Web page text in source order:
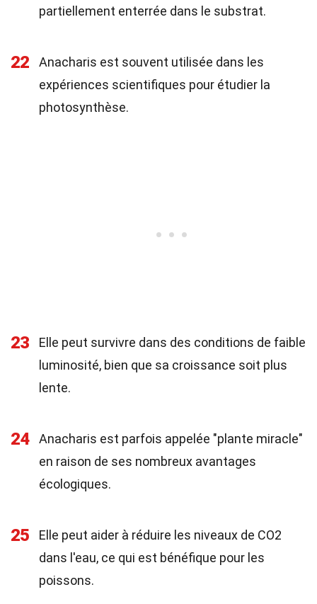
partiellement enterrée dans le substrat.
22
Anacharis est souvent utilisée dans les
expériences scientifiques pour étudier la
photosynthèse.
23
Elle peut survivre dans des conditions de faible
luminosité, bien que sa croissance soit plus
lente.
24
Anacharis est parfois appelée "plante miracle"
en raison de ses nombreux avantages
écologiques.
25
Elle peut aider à réduire les niveaux de CO2
dans l'eau, ce qui est bénéfique pour les
poissons.